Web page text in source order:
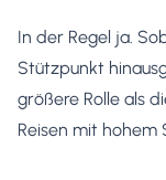
In der Regel ja.
Stützpunkt
größere Rolle als
Reisen mit hohem